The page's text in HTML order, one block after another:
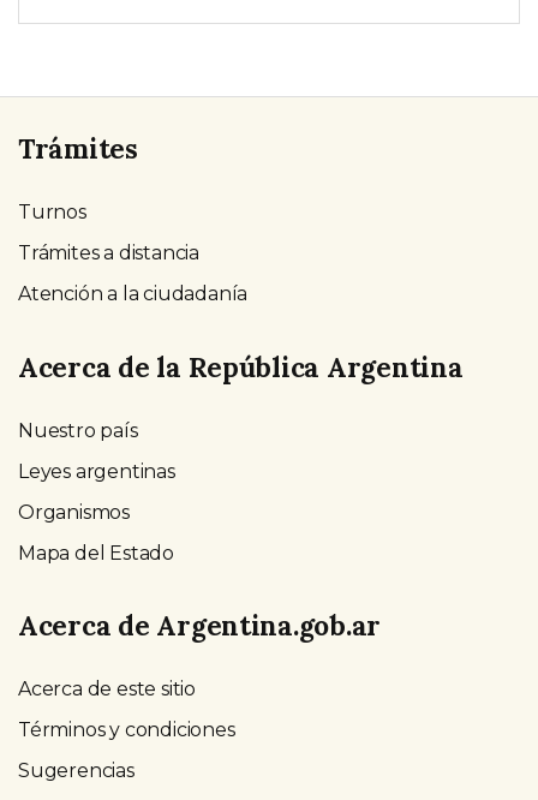
Trámites
Turnos
Trámites a distancia
Atención a la ciudadanía
Acerca de la República Argentina
Nuestro país
Leyes argentinas
Organismos
Mapa del Estado
Acerca de Argentina.gob.ar
Acerca de este sitio
Términos y condiciones
Sugerencias